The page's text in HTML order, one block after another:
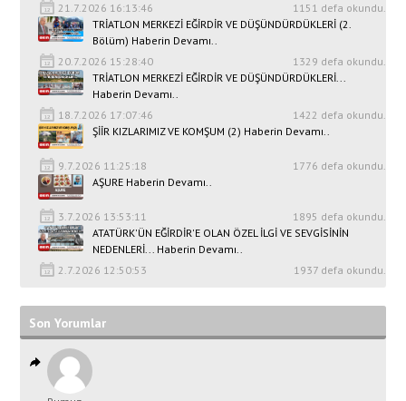
21.7.2026 16:13:46
1151 defa okundu.
TRİATLON MERKEZİ EĞİRDİR VE DÜŞÜNDÜRDÜKLERİ (2.
Bölüm) Haberin Devamı..
20.7.2026 15:28:40
1329 defa okundu.
TRİATLON MERKEZİ EĞİRDİR VE DÜŞÜNDÜRDÜKLERİ...
Haberin Devamı..
18.7.2026 17:07:46
1422 defa okundu.
ŞİİR KIZLARIMIZ VE KOMŞUM (2) Haberin Devamı..
9.7.2026 11:25:18
1776 defa okundu.
AŞURE Haberin Devamı..
3.7.2026 13:53:11
1895 defa okundu.
ATATÜRK'ÜN EĞİRDİR'E OLAN ÖZEL İLGİ VE SEVGİSİNİN
NEDENLERİ... Haberin Devamı..
2.7.2026 12:50:53
1937 defa okundu.
Son Yorumlar